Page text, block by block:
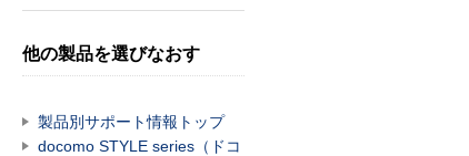
他の製品を選びなおす
製品別サポート情報トップ
docomo STYLE series（ドコ